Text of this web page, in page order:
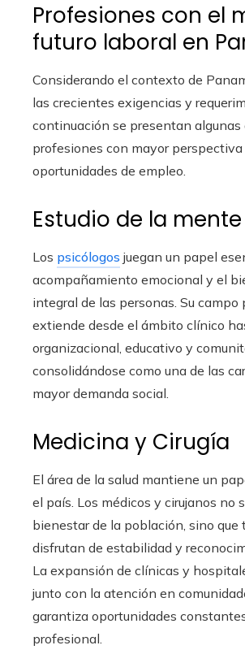
Profesiones con el
futuro laboral en
Considerando el contexto de
las crecientes exigencias y
continuación se presentan algunas
profesiones con mayor perspectiva
oportunidades de empleo.
Estudio de la mente
Los psicólogos juegan un papel
acompañamiento emocional y el
integral de las personas. Su campo
extiende desde el ámbito clínico
organizacional, educativo y
consolidándose como una de las
mayor demanda social.
Medicina y Cirugía
El área de la salud mantiene un
el país. Los médicos y cirujanos no
bienestar de la población, sino que
disfrutan de estabilidad y
La expansión de clínicas y
junto con la atención en
garantiza oportunidades
profesional.